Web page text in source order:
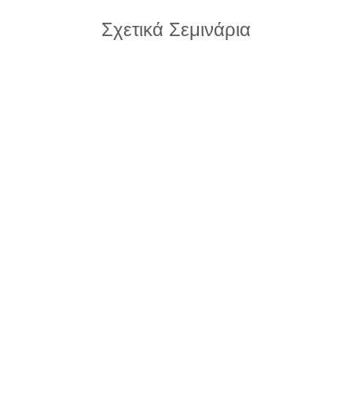
Σχετικά Σεμινάρια